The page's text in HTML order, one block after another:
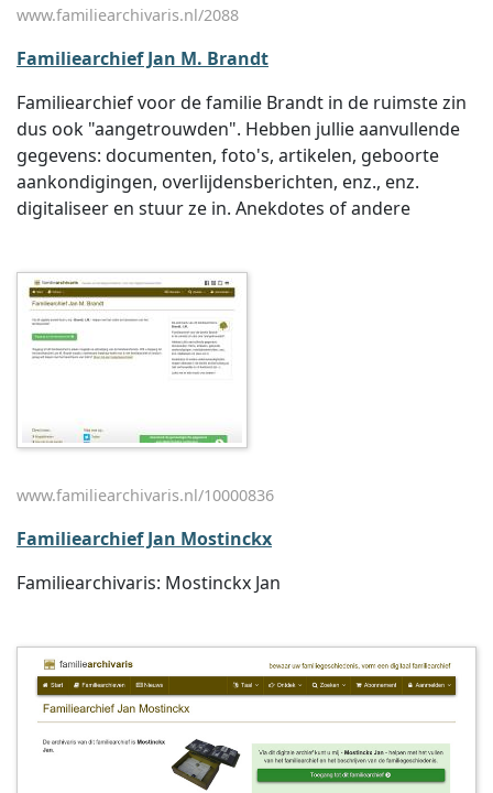
www.familiearchivaris.nl/2088
Familiearchief Jan M. Brandt
Familiearchief voor de familie Brandt in de ruimste zin
dus ook "aangetrouwden". Hebben jullie aanvullende
gegevens: documenten, foto's, artikelen, geboorte
aankondigingen, overlijdensberichten, enz., enz.
digitaliseer en stuur ze in. Anekdotes of andere
www.familiearchivaris.nl/10000836
Familiearchief Jan Mostinckx
Familiearchivaris: Mostinckx Jan